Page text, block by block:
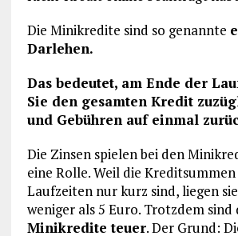
Die Minikredite sind so genannte
Darlehen.
Das bedeutet, am Ende der
Sie den gesamten Kredit
und Gebühren auf einmal
Die Zinsen spielen bei den
eine Rolle. Weil die
Laufzeiten nur kurz sind, liegen
weniger als 5 Euro. Trotzdem sind
Minikredite teuer. Der Grund: